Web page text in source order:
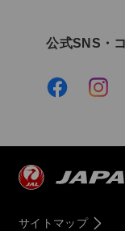
公式SNS・
サイトマップ